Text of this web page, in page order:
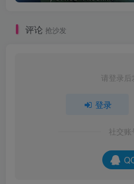
评论 抢沙发
请登录
登录
社交账